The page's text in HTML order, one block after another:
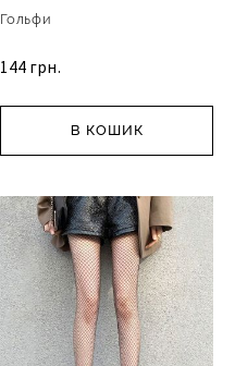
Гольфи
144 грн.
В КОШИК